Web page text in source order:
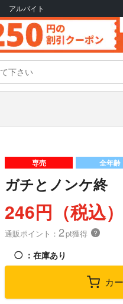
アルバイト
専売 全年齢
ガチとノンケ終
246円（税込）
通販ポイント： 2pt獲得 ？
◯ ：在庫あり
カ